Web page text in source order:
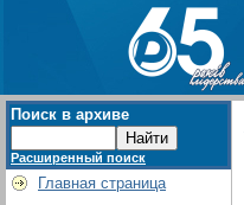
Поиск в архиве
Расширенный поиск
Главная страница